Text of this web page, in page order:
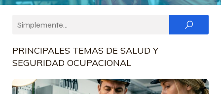
PRINCIPALES TEMAS DE SALUD Y
SEGURIDAD OCUPACIONAL